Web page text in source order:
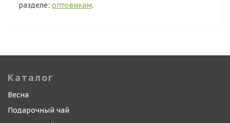
разделе: оптовикам.
Каталог
Весна
Подарочный чай